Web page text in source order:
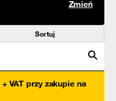
Zmień
Sortuj
VAT przy zakupie na